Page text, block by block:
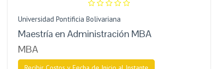
Universidad Pontificia Bolivariana
Maestría en Administración MBA
MBA